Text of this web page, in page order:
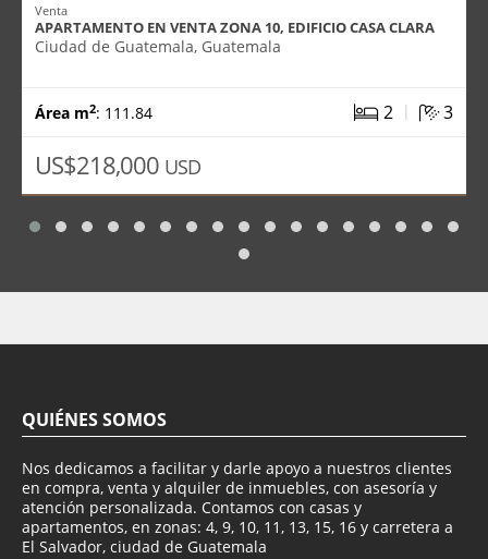
Venta
APARTAMENTO EN VENTA ZONA 10, EDIFICIO CASA CLARA
Ciudad de Guatemala, Guatemala
Área m2: 111.84 2 | 3
US$218,000 USD
QUIÉNES SOMOS
Nos dedicamos a facilitar y darle apoyo a nuestros clientes
en compra, venta y alquiler de inmuebles, con asesoría y
atención personalizada. Contamos con casas y
apartamentos, en zonas: 4, 9, 10, 11, 13, 15, 16 y carretera a
El Salvador, ciudad de Guatemala